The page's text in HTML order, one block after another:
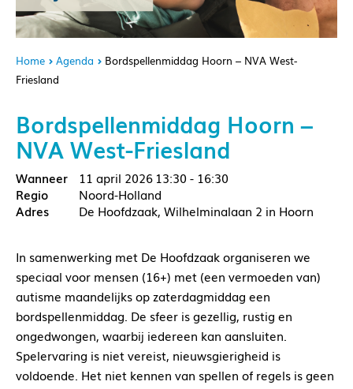
Home Agenda
Bordspellenmiddag Hoorn – NVA West-
Friesland
Bordspellenmiddag Hoorn –
NVA West-Friesland
11 april 2026 13:30 - 16:30
Noord-Holland
De Hoofdzaak, Wilhelminalaan 2 in Hoorn
In samenwerking met De Hoofdzaak organiseren we
speciaal voor mensen (16+) met (een vermoeden van)
autisme maandelijks op zaterdagmiddag een
bordspellenmiddag. De sfeer is gezellig, rustig en
ongedwongen, waarbij iedereen kan aansluiten.
Spelervaring is niet vereist, nieuwsgierigheid is
voldoende. Het niet kennen van spellen of regels is geen